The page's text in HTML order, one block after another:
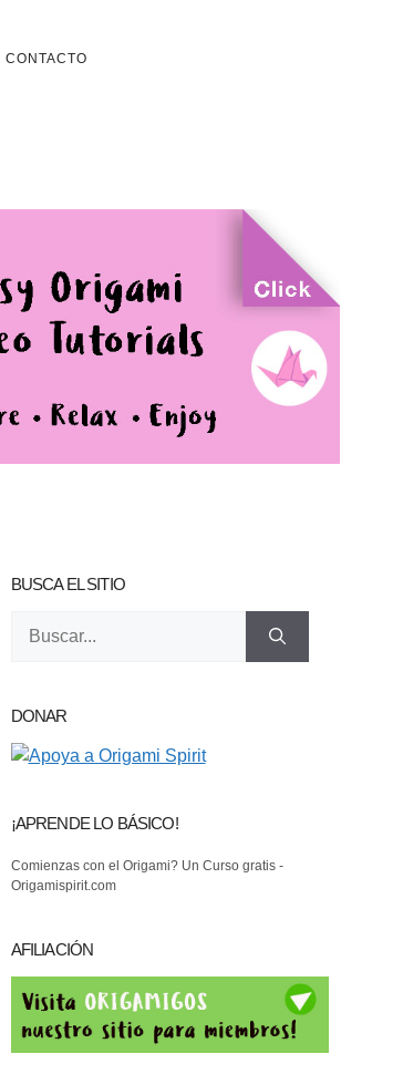
CONTACTO
BUSCA EL SITIO
DONAR
¡APRENDE LO BÁSICO!
Comienzas con el Origami? Un Curso gratis -
Origamispirit.com
AFILIACIÓN